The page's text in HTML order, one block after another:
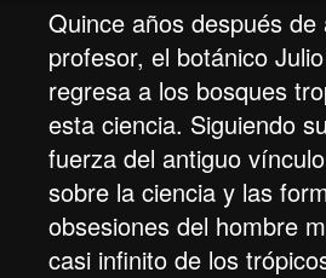
Quince años después
profesor, el botánico
regresa a los bosques
esta ciencia. Siguiendo
fuerza del antiguo
sobre la ciencia y las
obsesiones del hombre
casi infinito de los